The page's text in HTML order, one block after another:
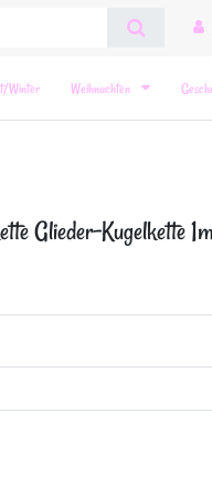
Winter Weihnachten
Glieder-Kugelkette